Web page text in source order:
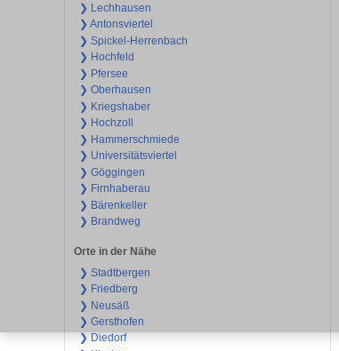
❯ Lechhausen
❯ Antonsviertel
❯ Spickel-Herrenbach
❯ Hochfeld
❯ Pfersee
❯ Oberhausen
❯ Kriegshaber
❯ Hochzoll
❯ Hammerschmiede
❯ Universitätsviertel
❯ Göggingen
❯ Firnhaberau
❯ Bärenkeller
❯ Brandweg
Orte in der Nähe
❯ Stadtbergen
❯ Friedberg
❯ Neusäß
❯ Gersthofen
❯ Diedorf